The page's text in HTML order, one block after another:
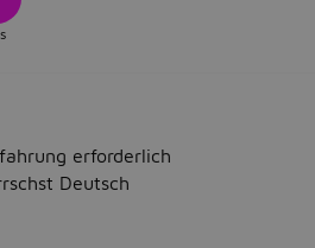
erforderlich
Deutsch